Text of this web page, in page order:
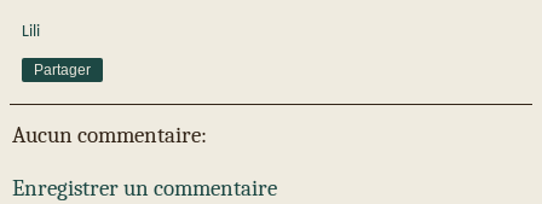
Lili
Partager
Aucun commentaire:
Enregistrer un commentaire